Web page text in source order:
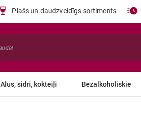
Plašs un daudzveidīgs sortiments
Alus, sidri, kokteiļi Bezalkoholiskie